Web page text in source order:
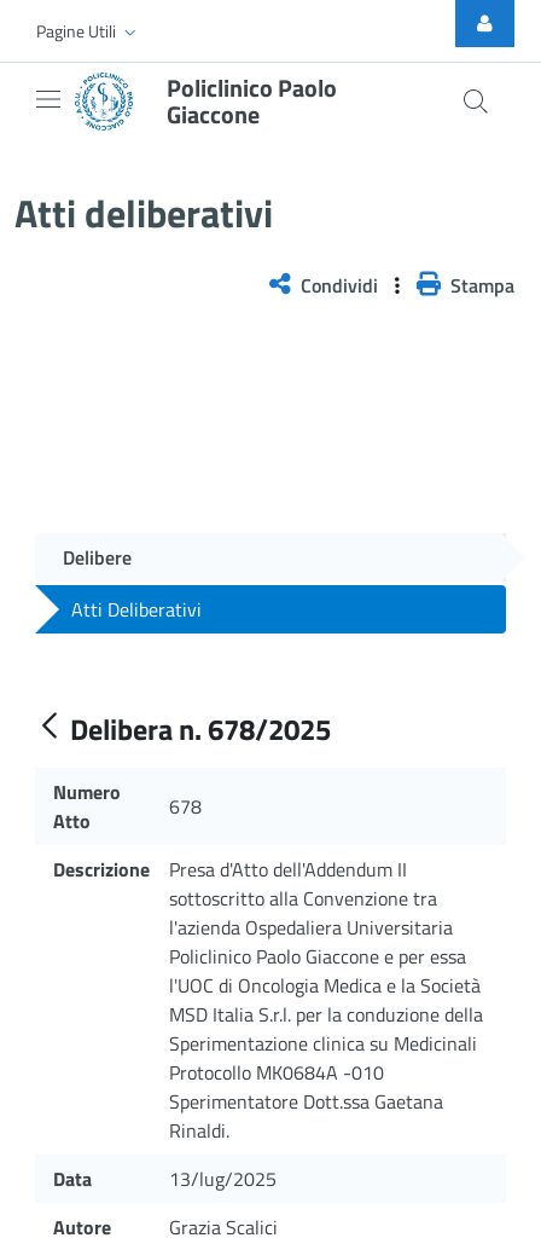
Skip to Main Content
Pagine Utili
Policlinico Paolo
Giaccone
Atti deliberativi
Condividi Stampa
Delibere
Atti Deliberativi
Delibera n. 678/2025
Numero
Atto
678
Descrizione
Presa d'Atto dell'Addendum II
sottoscritto alla Convenzione tra
l'azienda Ospedaliera Universitaria
Policlinico Paolo Giaccone e per essa
l'UOC di Oncologia Medica e la Società
MSD Italia S.r.l. per la conduzione della
Sperimentazione clinica su Medicinali
Protocollo MK0684A -010
Sperimentatore Dott.ssa Gaetana
Rinaldi.
Data
13/lug/2025
Autore
Grazia Scalici